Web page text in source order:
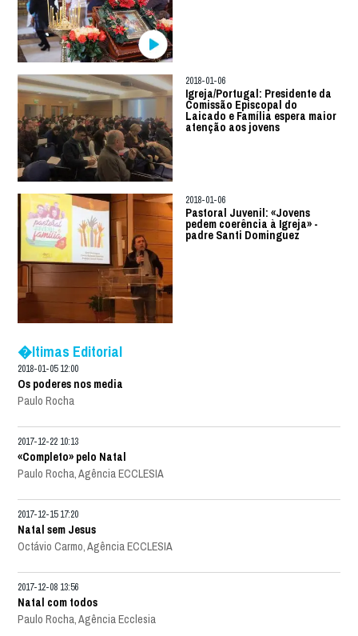
2018-01-06
Igreja/Portugal: Presidente da
Comissão Episcopal do
Laicado e Família espera maior
atenção aos jovens
2018-01-06
Pastoral Juvenil: «Jovens
pedem coerência à Igreja» -
padre Santi Dominguez
�ltimas Editorial
2018-01-05 12:00
Os poderes nos media
Paulo Rocha
2017-12-22 10:13
«Completo» pelo Natal
Paulo Rocha, Agência ECCLESIA
2017-12-15 17:20
Natal sem Jesus
Octávio Carmo, Agência ECCLESIA
2017-12-08 13:56
Natal com todos
Paulo Rocha, Agência Ecclesia